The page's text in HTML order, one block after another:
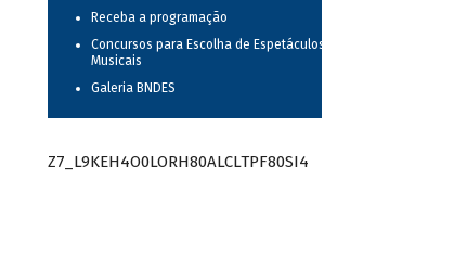
Receba a programação
Concursos para Escolha de Espetáculos
Musicais
Galeria BNDES
Z7_L9KEH4O0LORH80ALCLTPF80SI4